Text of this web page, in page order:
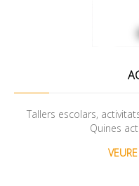
Tallers escolars,
Quines